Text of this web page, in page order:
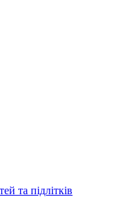
та підлітків